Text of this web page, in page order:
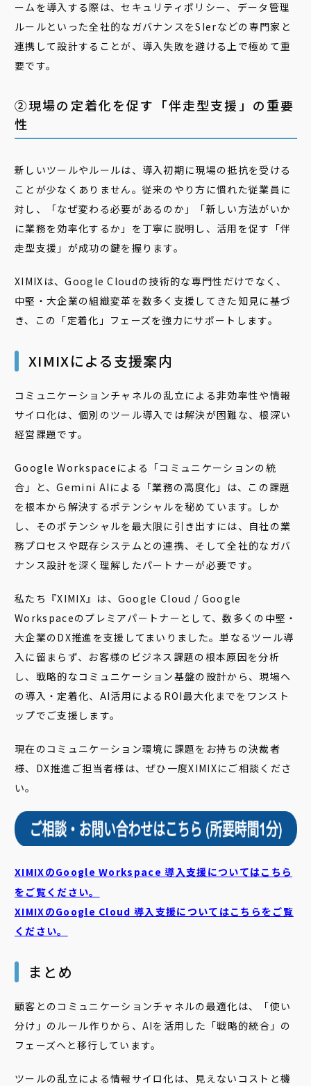
ームを導入する際は、セキュリティポリシー、データ管理
ルールといった全社的なガバナンスをSIerなどの専門家と
連携して設計することが、導入失敗を避ける上で極めて重
要です。
②現場の定着化を促す「伴走型支援」の重要
性
新しいツールやルールは、導入初期に現場の抵抗を受ける
ことが少なくありません。従来のやり方に慣れた従業員に
対し、「なぜ変わる必要があるのか」「新しい方法がいか
に業務を効率化するか」を丁寧に説明し、活用を促す「伴
走型支援」が成功の鍵を握ります。
XIMIXは、Google Cloudの技術的な専門性だけでなく、
中堅・大企業の組織変革を数多く支援してきた知見に基づ
き、この「定着化」フェーズを強力にサポートします。
XIMIXによる支援案内
コミュニケーションチャネルの乱立による非効率性や情報
サイロ化は、個別のツール導入では解決が困難な、根深い
経営課題です。
Google Workspaceによる「コミュニケーションの統
合」と、Gemini AIによる「業務の高度化」は、この課題
を根本から解決するポテンシャルを秘めています。しか
し、そのポテンシャルを最大限に引き出すには、自社の業
務プロセスや既存システムとの連携、そして全社的なガバ
ナンス設計を深く理解したパートナーが必要です。
私たち『XIMIX』は、Google Cloud / Google
Workspaceのプレミアパートナーとして、数多くの中堅・
大企業のDX推進を支援してまいりました。単なるツール導
入に留まらず、お客様のビジネス課題の根本原因を分析
し、戦略的なコミュニケーション基盤の設計から、現場へ
の導入・定着化、AI活用によるROI最大化までをワンスト
ップでご支援します。
現在のコミュニケーション環境に課題をお持ちの決裁者
様、DX推進ご担当者様は、ぜひ一度XIMIXにご相談くださ
い。
XIMIXのGoogle Workspace 導入支援についてはこちら
をご覧ください。
XIMIXのGoogle Cloud 導入支援についてはこちらをご覧
ください。
まとめ
顧客とのコミュニケーションチャネルの最適化は、「使い
分け」のルール作りから、AIを活用した「戦略的統合」の
フェーズへと移行しています。
ツールの乱立による情報サイロ化は、見えないコストと機